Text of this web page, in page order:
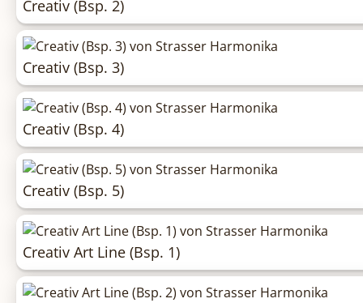
Creativ (Bsp. 2)
Creativ (Bsp. 3)
Creativ (Bsp. 4)
Creativ (Bsp. 5)
Creativ Art Line (Bsp. 1)